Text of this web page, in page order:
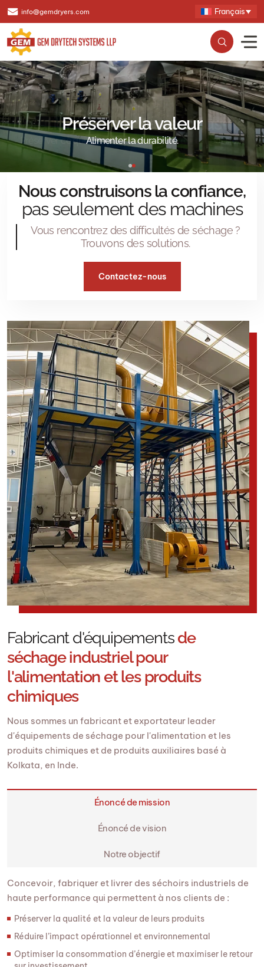
info@gemdryers.com Français
Préserver la valeur
Alimenter la durabilité.
Nous construisons la confiance,
pas seulement des machines
Vous rencontrez des difficultés de séchage ?
Trouvons des solutions.
Contactez-nous
Fabricant d'équipementsde
séchage industriel pour
l'alimentation et les produits
chimiques
Nous sommes un fabricant et exportateur leader
d'équipements de séchage pour l'alimentation et les
produits chimiques et de produits auxiliaires basé à
Kolkata, en Inde.
Énoncé de mission
Énoncé de vision
Notre objectif
Concevoir, fabriquer et livrer des séchoirs industriels de
haute performance qui permettent à nos clients de :
Préserver la qualité et la valeur de leurs produits
Réduire l’impact opérationnel et environnemental
Optimiser la consommation d’énergie et maximiser le retour